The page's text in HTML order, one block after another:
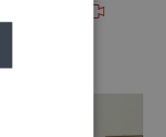
Ņujorkā